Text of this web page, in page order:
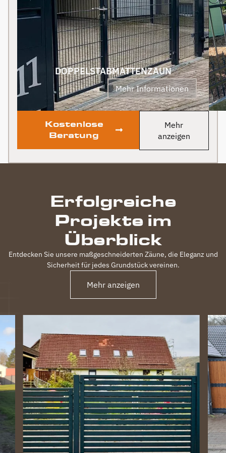
wird auf jeden Fall auch
an Berg Zäune gehen.
Klare Empfehlung von
uns! PS Nach
Fertigstellung, gab es
zum Dank und Abschied
sogar noch ein Paket mit
leckerem Honig. Danke
auch dafür!
Klare Empfehlung!
DOPPELSTABMATTENZAUN
Mehr Informationen
Kostenlose
Beratung
Mehr
anzeigen
Erfolgreiche
Projekte im
Überblick
Entdecken Sie unsere maßgeschneiderten Zäune, die Eleganz und
Sicherheit für jedes Grundstück vereinen.
Mehr anzeigen